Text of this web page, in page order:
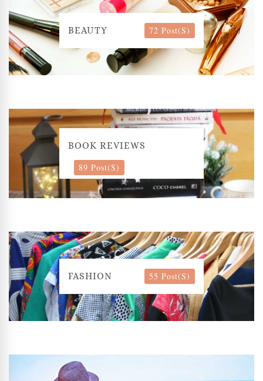
BEAUTY 72 Post(s)
BOOK REVIEWS
89 Post(s)
FASHION 55 Post(s)